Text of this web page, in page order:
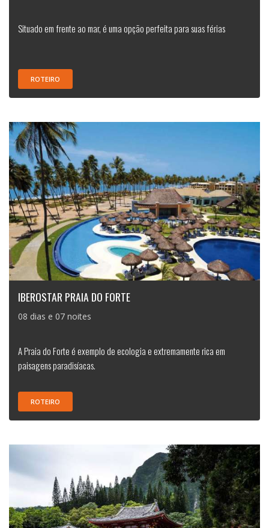
Situado em frente ao mar, é uma opção perfeita para suas férias
ROTEIRO
IBEROSTAR PRAIA DO FORTE
08 dias e 07 noites
A Praia do Forte é exemplo de ecologia e extremamente rica em
paisagens paradisíacas.
ROTEIRO